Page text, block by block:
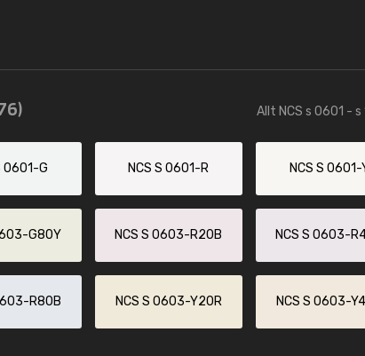
Allt NCS s 0601 - s
0601-G NCS S 0601-R NCS S 0601-
G80Y NCS S 0603-R20B NCS S 0603-
R80B NCS S 0603-Y20R NCS S 0603-